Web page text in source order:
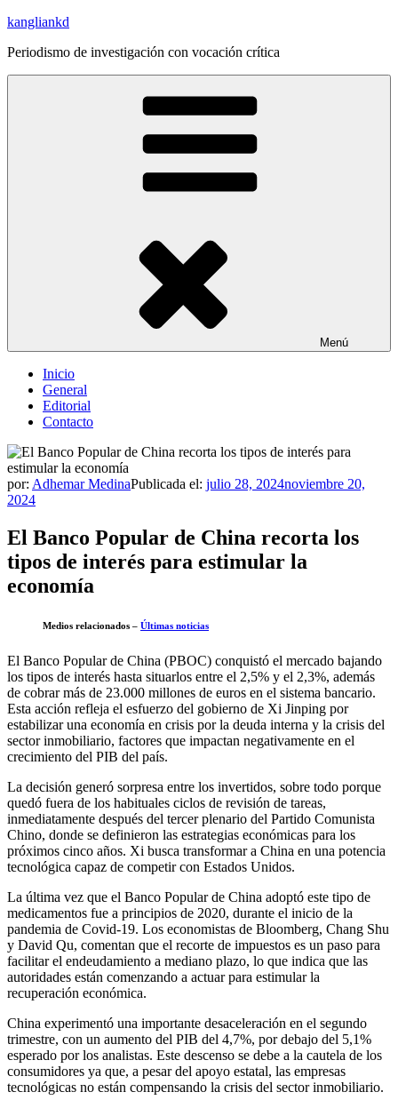
Saltar
contenido
kangliankd
Periodismo de investigación con vocación crítica
Menú
Inicio
General
Editorial
Contacto
por: Adhemar MedinaPublicada el: julio 28, 2024noviembre 20,
2024
El Banco Popular de China recorta los
tipos de interés para estimular la
economía
Medios relacionados – Últimas noticias
El Banco Popular de China (PBOC) conquistó el mercado bajando
los tipos de interés hasta situarlos entre el 2,5% y el 2,3%, además
de cobrar más de 23.000 millones de euros en el sistema bancario.
Esta acción refleja el esfuerzo del gobierno de Xi Jinping por
estabilizar una economía en crisis por la deuda interna y la crisis del
sector inmobiliario, factores que impactan negativamente en el
crecimiento del PIB del país.
La decisión generó sorpresa entre los invertidos, sobre todo porque
quedó fuera de los habituales ciclos de revisión de tareas,
inmediatamente después del tercer plenario del Partido Comunista
Chino, donde se definieron las estrategias económicas para los
próximos cinco años. Xi busca transformar a China en una potencia
tecnológica capaz de competir con Estados Unidos.
La última vez que el Banco Popular de China adoptó este tipo de
medicamentos fue a principios de 2020, durante el inicio de la
pandemia de Covid-19. Los economistas de Bloomberg, Chang Shu
y David Qu, comentan que el recorte de impuestos es un paso para
facilitar el endeudamiento a mediano plazo, lo que indica que las
autoridades están comenzando a actuar para estimular la
recuperación económica.
China experimentó una importante desaceleración en el segundo
trimestre, con un aumento del PIB del 4,7%, por debajo del 5,1%
esperado por los analistas. Este descenso se debe a la cautela de los
consumidores ya que, a pesar del apoyo estatal, las empresas
tecnológicas no están compensando la crisis del sector inmobiliario.